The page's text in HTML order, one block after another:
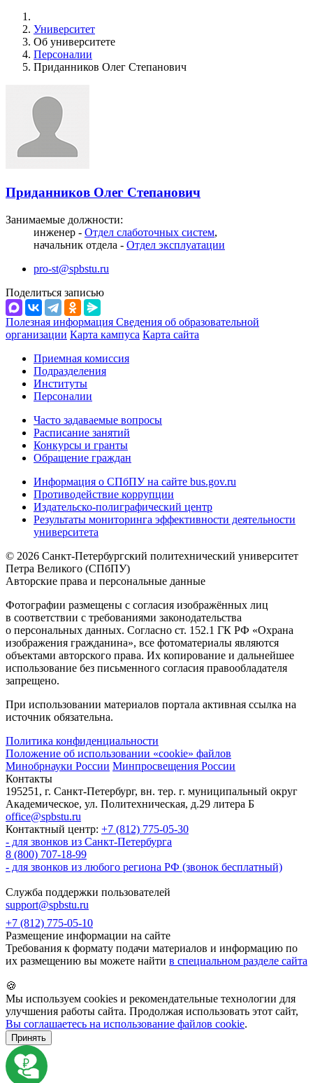
Университет
Об университете
Персоналии
Приданников Олег Степанович
Приданников Олег Степанович
Занимаемые должности:
инженер - Отдел слаботочных систем,
начальник отдела - Отдел эксплуатации
pro-st@spbstu.ru
Поделиться записью
Полезная информация Сведения об образовательной
организации Карта кампуса Карта сайта
Приемная комиссия
Подразделения
Институты
Персоналии
Часто задаваемые вопросы
Расписание занятий
Конкурсы и гранты
Обращение граждан
Информация о СПбПУ на сайте bus.gov.ru
Противодействие коррупции
Издательско-полиграфический центр
Результаты мониторинга эффективности деятельности
университета
© 2026 Санкт-Петербургский политехнический университет
Петра Великого (СПбПУ)
Авторские права и персональные данные
Фотографии размещены с согласия изображённых лиц
в соответствии с требованиями законодательства
о персональных данных. Согласно ст. 152.1 ГК РФ «Охрана
изображения гражданина», все фотоматериалы являются
объектами авторского права. Их копирование и дальнейшее
использование без письменного согласия правообладателя
запрещено.
При использовании материалов портала активная ссылка на
источник обязательна.
Политика конфиденциальности
Положение об использовании «cookie» файлов
Минобрнауки России Минпросвещения России
Контакты
195251, г. Санкт-Петербург, вн. тер. г. муниципальный округ
Академическое, ул. Политехническая, д.29 литера Б
office@spbstu.ru
Контактный центр: +7 (812) 775-05-30
- для звонков из Санкт-Петербурга
8 (800) 707-18-99
- для звонков из любого региона РФ (звонок бесплатный)
Служба поддержки пользователей
support@spbstu.ru
+7 (812) 775-05-10
Размещение информации на сайте
Требования к формату подачи материалов и информацию по
их размещению вы можете найти в специальном разделе сайта
🍪
Мы используем cookies и рекомендательные технологии для
улучшения работы сайта. Продолжая использовать этот сайт,
Вы соглашаетесь на использование файлов cookie.
Принять